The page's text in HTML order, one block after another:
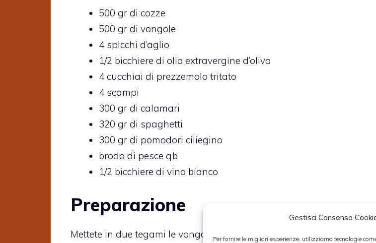
Gestisci Consenso
Per fornire le migliori esperienze, utilizziamo tecnologie
500 gr di cozze
500 gr di vongole
4 spicchi d’aglio
1/2 bicchiere di olio extravergine d’oliva
4 cucchiai di prezzemolo tritato
4 scampi
300 gr di calamari
320 gr di spaghetti
300 gr di pomodori ciliegino
brodo di pesce qb
1/2 bicchiere di vino bianco
Preparazione
Mettete in due tegami le vongole e le cozze ben pulite e a fiamma